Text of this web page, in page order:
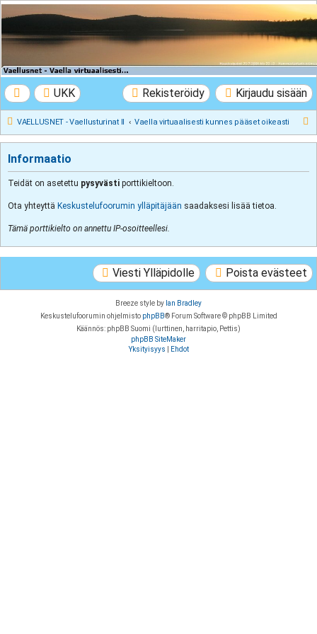
VAELLUSNET -
Vaellusturinat II
UKK Kirjaudu sisään
Rekisteröidy
VAELLUSNET - Vaellusturinat II Vaella virtuaalisesti kunnes pääset oikeasti
Informaatio
Teidät on asetettu pysyvästi porttikieltoon.
Ota yhteyttä Keskustelufoorumin ylläpitäjään saadaksesi lisää tietoa.
Tämä porttikielto on annettu IP-osoitteellesi.
Poista evästeet
Viesti Ylläpidolle
Breeze style by Ian Bradley
Keskustelufoorumin ohjelmisto phpBB® Forum Software © phpBB Limited
Käännös: phpBB Suomi (lurttinen, harritapio, Pettis)
phpBB SiteMaker
Yksityisyys
Ehdot